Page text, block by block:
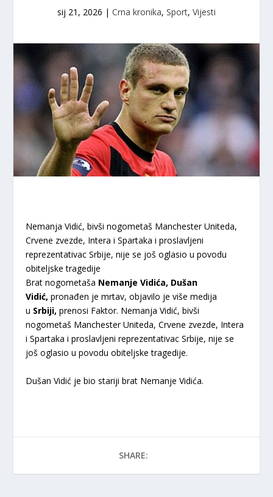
sij 21, 2026 | Crna kronika, Sport, Vijesti
Nemanja Vidić, bivši nogometaš Manchester Uniteda,
Crvene zvezde, Intera i Spartaka i proslavljeni
reprezentativac Srbije, nije se još oglasio u povodu
obiteljske tragedije
Brat nogometaša Nemanje Vidića, Dušan
Vidić, pronađen je mrtav, objavilo je više medija
u Srbiji,prenosi Faktor. Nemanja Vidić, bivši
nogometaš Manchester Uniteda, Crvene zvezde, Intera
i Spartaka i proslavljeni reprezentativac Srbije, nije se
još oglasio u povodu obiteljske tragedije.
Dušan Vidić je bio stariji brat Nemanje Vidića.
SHARE: